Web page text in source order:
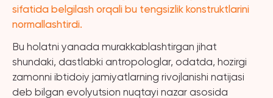
sifatida belgilash orqali bu tengsizlik konstruktlarini
normallashtirdi.
Bu holatni yanada murakkablashtirgan jihat
shundaki, dastlabki antropologlar, odatda, hozirgi
zamonni ibtidoiy jamiyatlarning rivojlanishi natijasi
deb bilgan evolyutsion nuqtayi nazar asosida